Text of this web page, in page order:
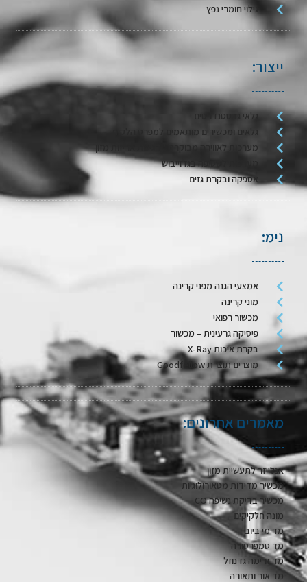
גילוי חומרי נפץ
ייצור:
גלאי גז סטנדרטים
גלאים ומכשירים מותאמים למפרט הלקוח
מערכות לאווירה מבוקרת / דגימת אריזות מזון
מערכות לשטיפה בגז וייבוש
אספקה ובקרת גזים
נימ:
אמצעי הגנה מפני קרינה
מוני קרינה
מכשור רפואי
פיסיקה גרעינית – מכשור
בקרת איכות X-Ray
מוצרים תוצרת Goodfellow
מאמרים אחרונים:
אנלייזר לתעשיית מזון
מכשיר מדידות מטאורולוגיות
מכשיר בדיקת נשיפה CO
מונה חלקיקים
מד מי ביוב
מד טמפרטורה
מד זרימה גז נוזל
מד אור ותאורה